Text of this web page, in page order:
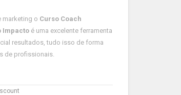
marketing o Curso Coach
Impacto é uma excelente ferramenta
resultados, tudo isso de forma
de profissionais.